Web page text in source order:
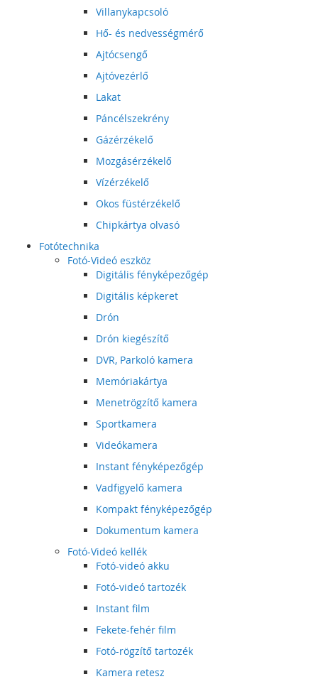
Villanykapcsoló
Hő- és nedvességmérő
Ajtócsengő
Ajtóvezérlő
Lakat
Páncélszekrény
Gázérzékelő
Mozgásérzékelő
Vízérzékelő
Okos füstérzékelő
Chipkártya olvasó
Fotótechnika
Fotó-Videó eszköz
Digitális fényképezőgép
Digitális képkeret
Drón
Drón kiegészítő
DVR, Parkoló kamera
Memóriakártya
Menetrögzítő kamera
Sportkamera
Videókamera
Instant fényképezőgép
Vadfigyelő kamera
Kompakt fényképezőgép
Dokumentum kamera
Fotó-Videó kellék
Fotó-videó akku
Fotó-videó tartozék
Instant film
Fekete-fehér film
Fotó-rögzítő tartozék
Kamera retesz